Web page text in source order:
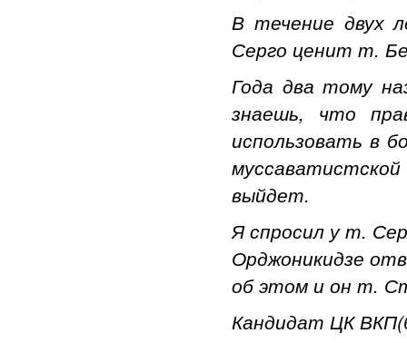
В течение двух
Серго ценит т.
Года два тому
знаешь, что
использовать в
выйдет.
Я спросил у т.
Орджоникидзе
об этом и он т.
Кандидат ЦК